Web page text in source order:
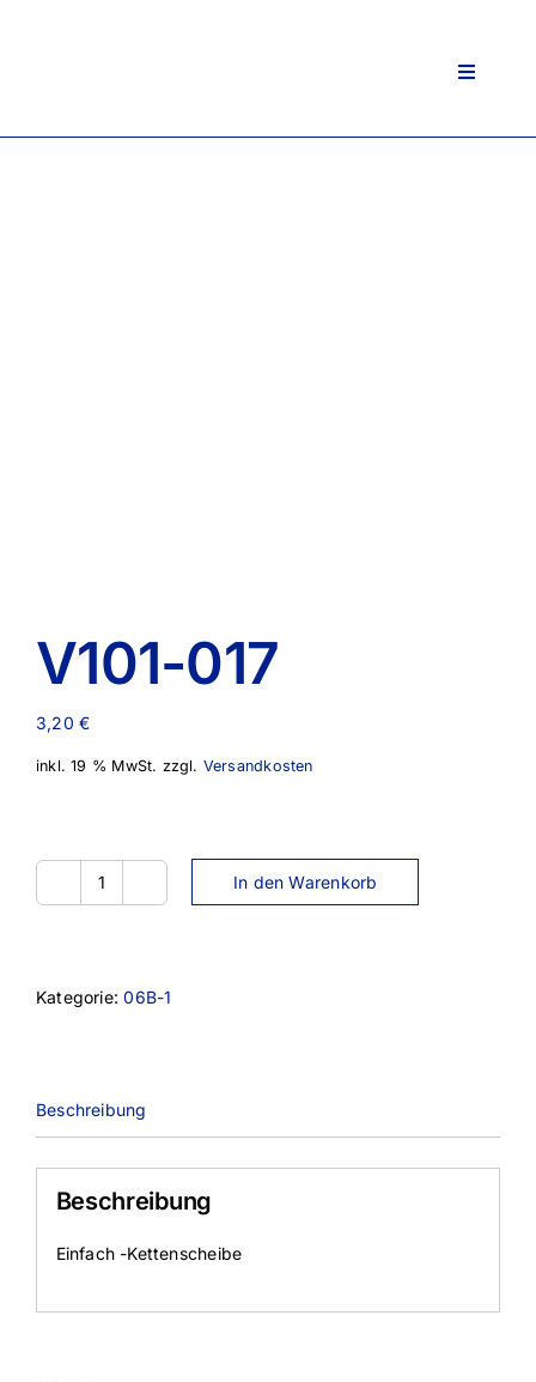
Toggle
V101-017
3,20€
inkl. 19 % MwSt. zzgl. Versandkosten
V101-
In den Warenkorb
Kategorie:06B-1
Beschreibung
Beschreibung
Einfach -Kettenscheibe